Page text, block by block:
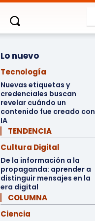
Lo nuevo
Tecnología
Nuevas etiquetas y
credenciales buscan
revelar cuándo un
contenido fue creado con
IA
▏ TENDENCIA
Cultura Digital
De la información a la
propaganda: aprender a
distinguir mensajes en la
era digital
▏ COLUMNA
Ciencia